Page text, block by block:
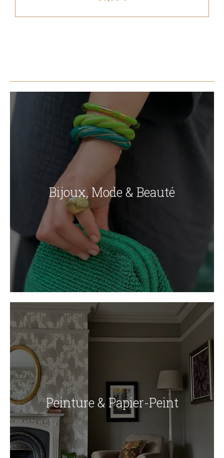
Bijoux, Mode & Beauté
Peinture & Papier-Peint